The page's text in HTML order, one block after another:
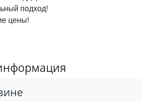
подход!
цены!